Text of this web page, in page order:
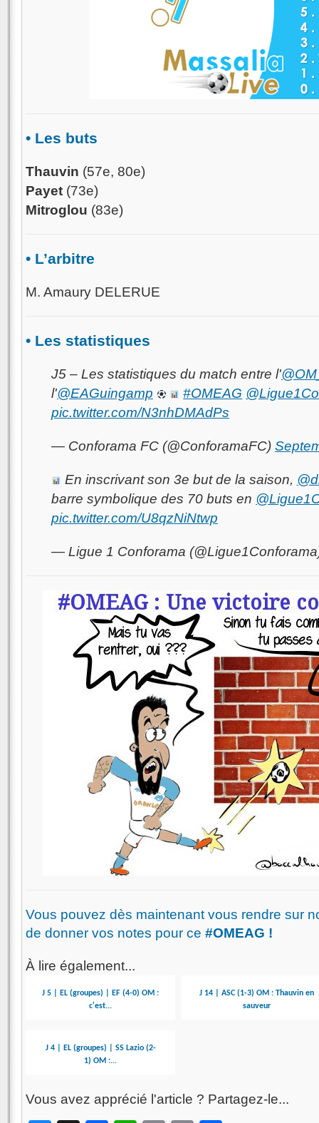
• Les buts
Thauvin (57e, 80e)
Payet (73e)
Mitroglou (83e)
• L’arbitre
M. Amaury DELERUE
• Les statistiques
J5 – Les statistiques du match entre l'
l'@EAGuingamp #OMEAG
pic.twitter.com/N3nhDMAdPs
— Conforama FC (@ConforamaFC)
En inscrivant son 3e but de la saison,
barre symbolique des 70 buts en
pic.twitter.com/U8qzNiNtwp
— Ligue 1 Conforama
Vous pouvez dès maintenant vous rendre sur
de donner vos notes pour ce #OMEAG !
À lire également...
J 5 | EL (groupes) | EF (4-0) OM :
c'est...
J 14 | ASC (1-3) OM : Thauvin en
sauveur
J 4 | EL (groupes) | SS Lazio (2-
1) OM :...
Vous avez apprécié l'article ? Partagez-le...